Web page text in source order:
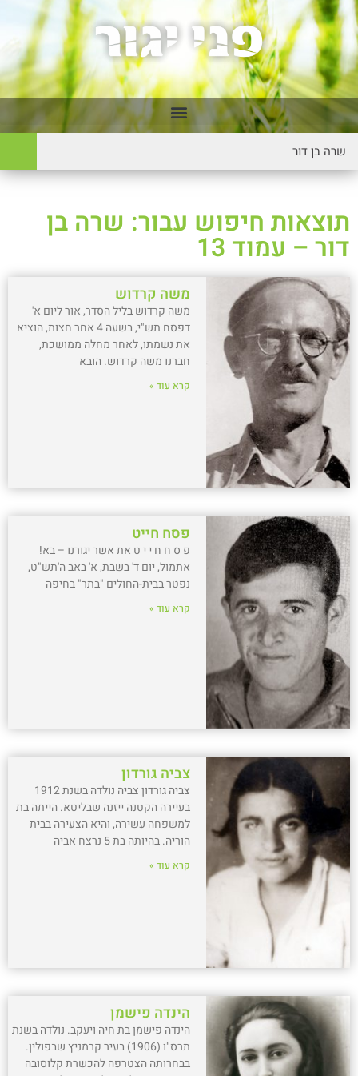
תוצאות חיפוש עבור: שרה בן
דור – עמוד 13
משה קרדוש
משה קרדוש בליל הסדר, אור ליום א'
דפסח תש"י, בשעה 4 אחר חצות, הוציא
את נשמתו, לאחר מחלה ממושכת,
חברנו משה קרדוש. הובא
קרא עוד »
פסח חייט
פ ס ח ח י י ט את אשר יגורנו – בא!
אתמול, יום ד' בשבת, א' באב ה'תש"ט,
נפטר בבית-החולים "בתר" בחיפה
קרא עוד »
צביה גורדון
צביה גורדון צביה נולדה בשנת 1912
בעיירה הקטנה ייזנה שבליטא. הייתה בת
למשפחה עשירה, והיא הצעירה בבית
הוריה. בהיותה בת 5 נרצח אביה
קרא עוד »
הינדה פישמן
הינדה פישמן בת חיה ויעקב. נולדה בשנת
תרס"ו (1906) בעיר קרמניץ שבפולין.
בבחרותה הצטרפה להכשרת קלוסובה